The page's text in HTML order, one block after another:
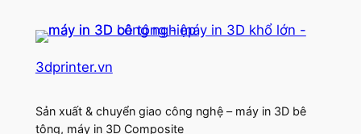
3dprinter.vn
Sản xuất & chuyển giao công nghệ – máy in 3D bê
tông, máy in 3D Composite